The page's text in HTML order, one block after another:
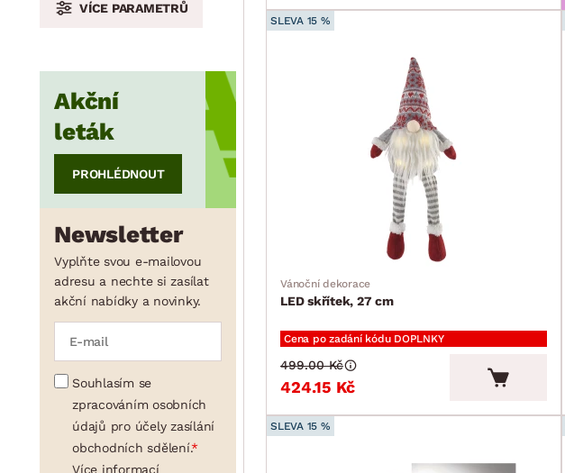
VÍCE PARAMETRŮ
Akční
leták
PROHLÉDNOUT
Newsletter
Vyplňte svou e-mailovou
adresu a nechte si zasílat
akční nabídky a novinky.
Souhlasím se
zpracováním osobních
údajů pro účely zasílání
obchodních sdělení.
Více informací
SLEVA 15 %
Vánoční dekorace
LED skřítek, 27 cm
Cena po zadání kódu DOPLNKY
424.15 Kč
499.00 Kč
SLEVA 15 %